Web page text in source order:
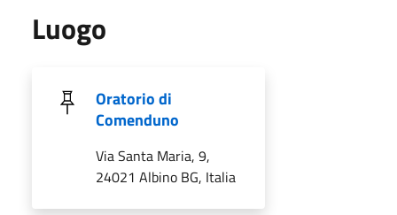
Luogo
Oratorio di
Comenduno
Via Santa Maria, 9,
24021 Albino BG, Italia